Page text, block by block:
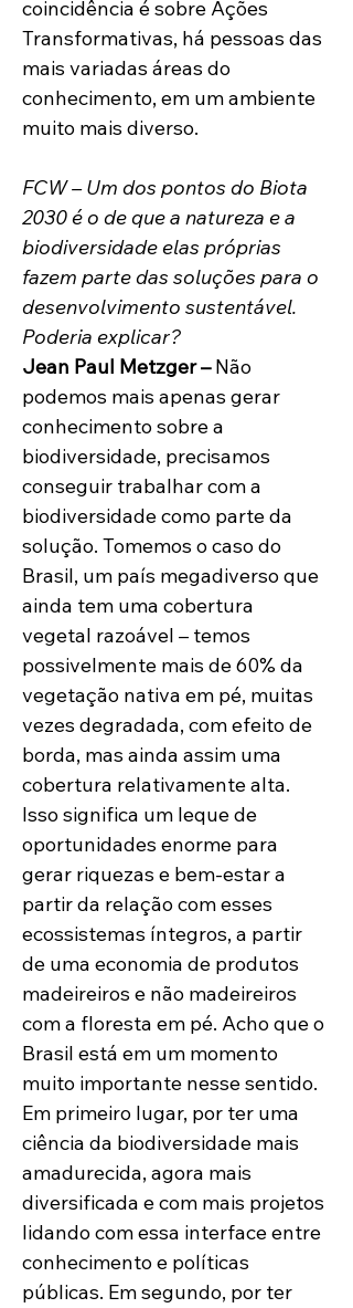
coincidência é sobre Ações
Transformativas, há pessoas das
mais variadas áreas do
conhecimento, em um ambiente
muito mais diverso.
FCW – Um dos pontos do Biota
2030 é o de que a natureza e a
biodiversidade elas próprias
fazem parte das soluções para o
desenvolvimento sustentável.
Poderia explicar?
Jean Paul Metzger – Não
podemos mais apenas gerar
conhecimento sobre a
biodiversidade, precisamos
conseguir trabalhar com a
biodiversidade como parte da
solução. Tomemos o caso do
Brasil, um país megadiverso que
ainda tem uma cobertura
vegetal razoável – temos
possivelmente mais de 60% da
vegetação nativa em pé, muitas
vezes degradada, com efeito de
borda, mas ainda assim uma
cobertura relativamente alta.
Isso significa um leque de
oportunidades enorme para
gerar riquezas e bem-estar a
partir da relação com esses
ecossistemas íntegros, a partir
de uma economia de produtos
madeireiros e não madeireiros
com a floresta em pé. Acho que o
Brasil está em um momento
muito importante nesse sentido.
Em primeiro lugar, por ter uma
ciência da biodiversidade mais
amadurecida, agora mais
diversificada e com mais projetos
lidando com essa interface entre
conhecimento e políticas
públicas. Em segundo, por ter